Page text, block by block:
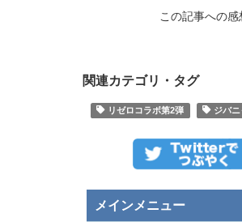
この記事への
関連カテゴリ・タグ
リゼロコラボ第2弾 ジバニ
メインメニュー